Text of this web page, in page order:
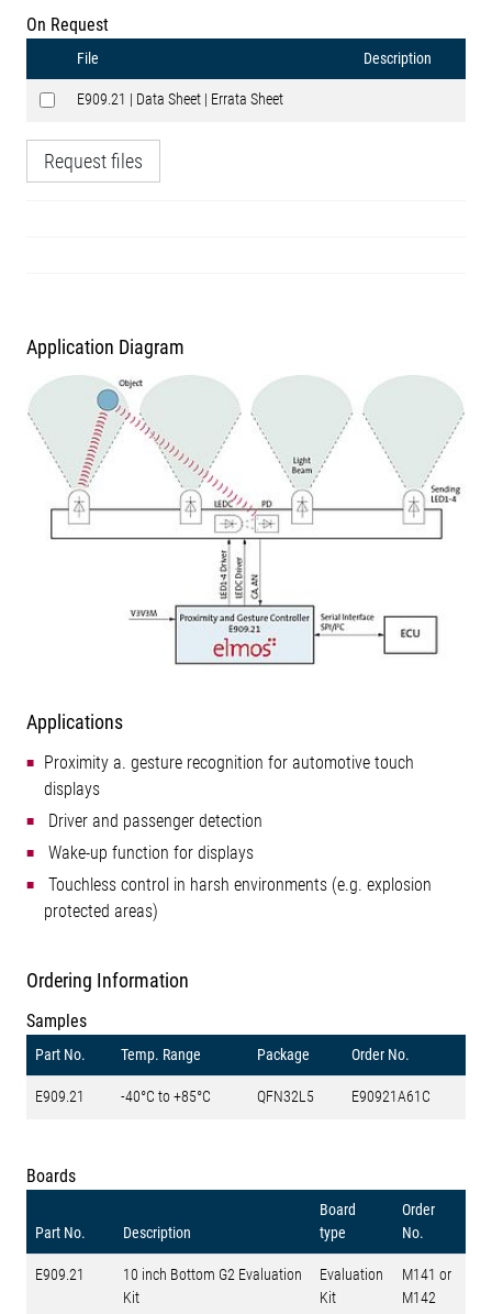
On Request
File Description
E909.21 | Data Sheet | Errata Sheet
Request files
Application Diagram
Applications
Proximity a. gesture recognition for automotive touch
displays
 Driver and passenger detection
 Wake-up function for displays
 Touchless control in harsh environments (e.g. explosion
protected areas)
Ordering Information
Samples
Part No. Temp. Range Package Order No.
E909.21 -40°C to +85°C QFN32L5 E90921A61C
Boards
Part No. Description
Board
type
Order
No.
E909.21
10 inch Bottom G2 Evaluation
Kit
Evaluation
Kit
M141 or
M142